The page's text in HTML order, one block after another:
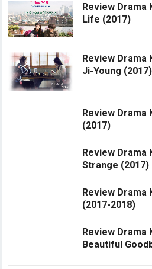
Review Drama
Life (2017)
Review Drama
Ji-Young (2017)
Review Drama
(2017)
Review Drama
Strange (2017)
Review Drama
(2017-2018)
Review
Beautiful